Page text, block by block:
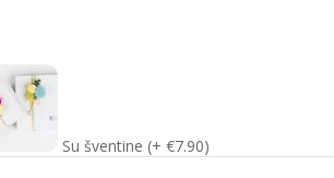
Su šventine (+ €7.90)